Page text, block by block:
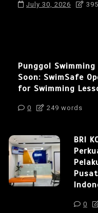
July 30, 2026
Punggol
Soon: SwimSafe
for Swimming
0 249 words
BRI
0